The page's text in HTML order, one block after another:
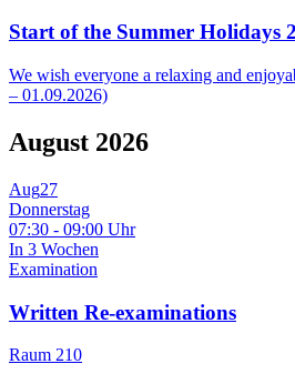
Start of the Summer Holidays
We wish everyone a relaxing and
– 01.09.2026)
August 2026
Aug27
Donnerstag
07:30 - 09:00 Uhr
In 3 Wochen
Examination
Written Re-examinations
Raum 210